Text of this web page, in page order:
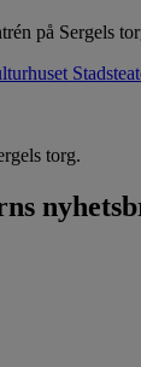
på Sergels